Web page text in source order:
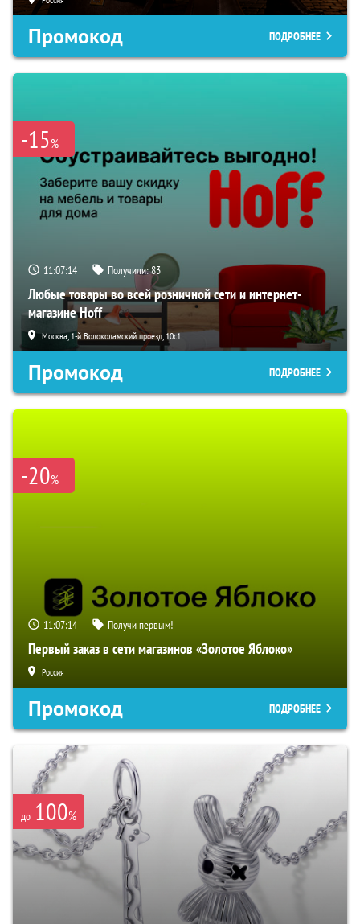
Промокод ПОДРОБНЕЕ
-15%
11:07:13 Получили:83
Любые товары во всей розничной сети и интернет-
магазине Hoff
Москва, 1-й Волоколамский проезд, 10с1
Промокод ПОДРОБНЕЕ
-20%
11:07:13 Получи первым!
Первый заказ в сети магазинов «Золотое Яблоко»
Россия
Промокод ПОДРОБНЕЕ
до 100%